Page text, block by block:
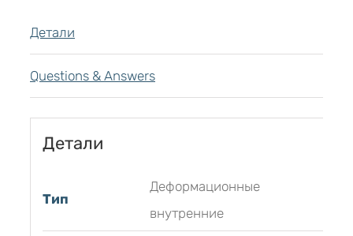
Детали
Questions & Answers
Детали
Тип
Деформационные
внутренние